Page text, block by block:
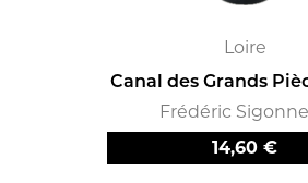
Loire
Canal des Grands
Frédéric
Prix
14,60 €